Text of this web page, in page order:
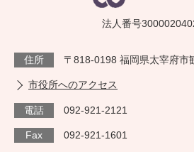
法人番号
住所 〒818-0198 福岡県太宰府市
市役所へのアクセス
電話 092-921-2121
Fax 092-921-1601